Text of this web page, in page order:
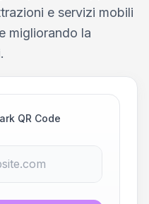
e servizi mobili
migliorando la
QR Code